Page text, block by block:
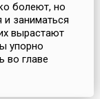
болеют, но
и заниматься
вырастают
упорно
во главе